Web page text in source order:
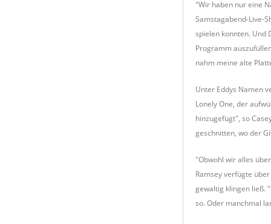
"Wir haben nur eine
Samstagabend-Live-
spielen konnten. Und
Programm
nahm meine alte
Unter Eddys Namen
Lonely One, der
hinzugefügt", so
geschnitten, wo der
"Obwohl wir alles
Ramsey verfügte
gewaltig klingen ließ.
so. Oder manchmal